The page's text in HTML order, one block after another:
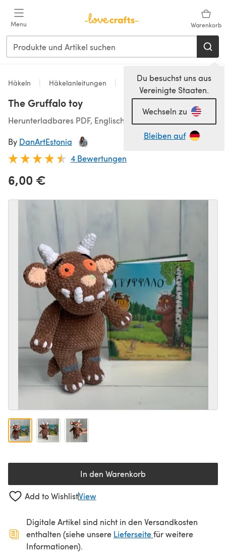
Menu Warenkorb
Du besuchst uns aus
Vereinigte Staaten.
Wechseln zu
Bleiben auf
Häkeln Häkelanleitungen Spielzeug
The Gruffalo toy
Herunterladbares PDF, Englisch
By DanArtEstonia
4 Bewertungen
6,00 €
In den Warenkorb
Add to WishlistView
Digitale Artikel sind nicht in den Versandkosten
enthalten (siehe unsere Lieferseite(öffnet sich in
für weitere
Informationen).